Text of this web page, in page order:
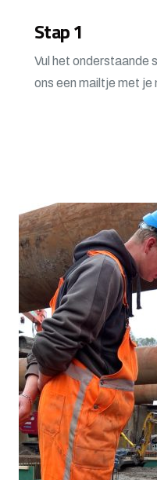
Stap 1
Vul het onderstaande
ons een mailtje met je